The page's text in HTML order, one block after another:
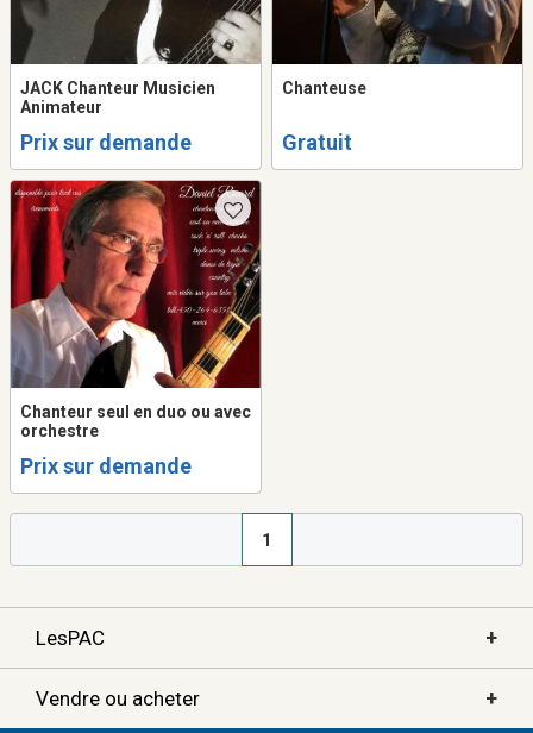
JACK Chanteur Musicien
Animateur
Prix sur demande
Chanteuse
Gratuit
Chanteur seul en duo ou avec
orchestre
Prix sur demande
1
LesPAC +
Vendre ou acheter +